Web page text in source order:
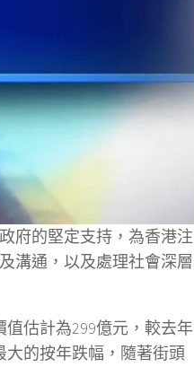
府的堅定支持，為香港注
溝通，以及處理社會深層
估計為299億元，較去年
大的按年跌幅，隨著街頭